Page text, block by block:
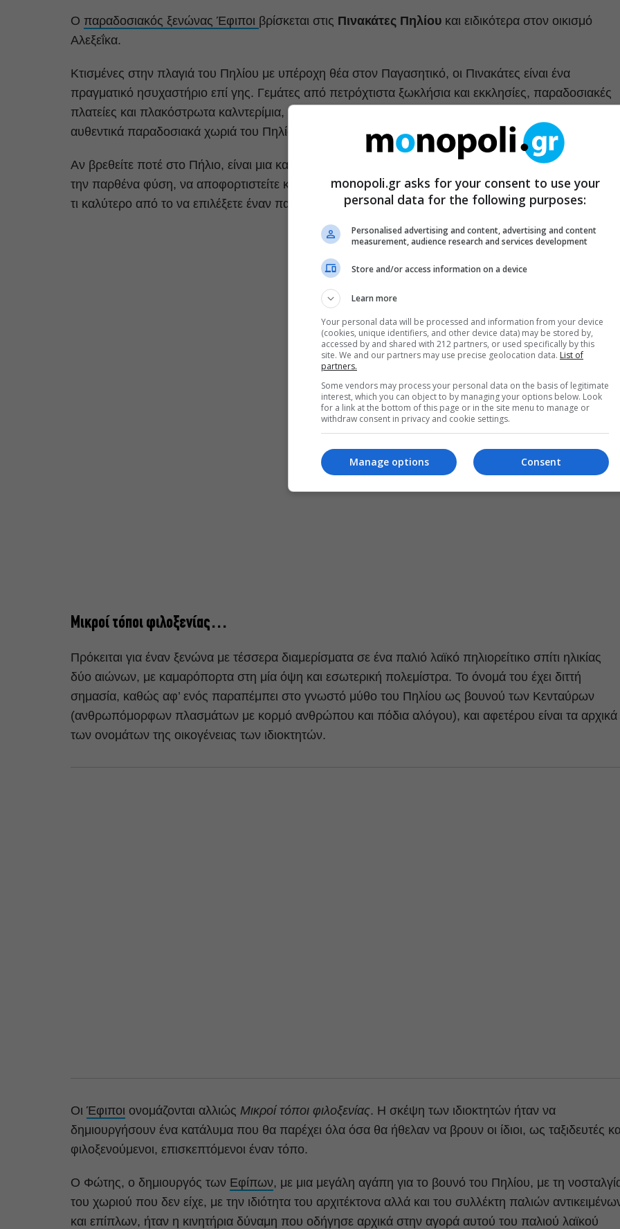
Ο παραδοσιακός ξενώνας Έφιποι βρίσκεται στις Πινακάτες Πηλίου και ειδικότερα στον οικισμό
Αλεξεΐκα.
Κτισμένες στην πλαγιά του Πηλίου με υπέροχη θέα στον Παγασητικό, οι Πινακάτες είναι ένα
πραγματικό ησυχαστήριο επί γης. Γεμάτες από πετρόχτιστα ξωκλήσια και εκκλησίες, παραδοσιακές
πλατείες και πλακόστρωτα καλντερίμια, με γραφικά αρχοντικά, οι Πινακάτες ξεχωρίζουν ανάμεσα στα
αυθεντικά παραδοσιακά χωριά του Πηλίου.
Αν βρεθείτε ποτέ στο Πήλιο, είναι μια καλή ευκαιρία να μείνετε στις Πινακάτες, να έρθετε σε επαφή με
την παρθένα φύση, να αποφορτιστείτε και να εξερευνήσετε την γύρω περιοχή. Και για τη διαμονή σας
τι καλύτερο από το να επιλέξετε έναν παραδοσιακό ξενώνα, όπως είναι οι Έφιποι.
Μικροί τόποι φιλοξενίας…
Πρόκειται για έναν ξενώνα με τέσσερα διαμερίσματα σε ένα παλιό λαϊκό πηλιορείτικο σπίτι ηλικίας
δύο αιώνων, με καμαρόπορτα στη μία όψη και εσωτερική πολεμίστρα. Το όνομά του έχει διττή
σημασία, καθώς αφ’ ενός παραπέμπει στο γνωστό μύθο του Πηλίου ως βουνού των Κενταύρων
(ανθρωπόμορφων πλασμάτων με κορμό ανθρώπου και πόδια αλόγου), και αφετέρου είναι τα αρχικά
των ονομάτων της οικογένειας των ιδιοκτητών.
Οι Έφιποι ονομάζονται αλλιώς Μικροί τόποι φιλοξενίας. Η σκέψη των ιδιοκτητών ήταν να
δημιουργήσουν ένα κατάλυμα που θα παρέχει όλα όσα θα ήθελαν να βρουν οι ίδιοι, ως ταξιδευτές
φιλοξενούμενοι, επισκεπτόμενοι έναν τόπο.
Ο Φώτης, ο δημιουργός των Εφίπων, με μια μεγάλη αγάπη για το βουνό του Πηλίου, με τη
του χωριού που δεν είχε, με την ιδιότητα του αρχιτέκτονα αλλά και του συλλέκτη παλιών
και επίπλων, ήταν η κινητήρια δύναμη που οδήγησε αρχικά στην αγορά αυτού του παλιού λαϊκού
monopoli.gr asks for your consent to use your
personal data for the following purposes:
Personalised advertising and content, advertising and content
measurement, audience research and services development
Store and/or access information on a device
Learn more
Your personal data will be processed and information from your device
(cookies, unique identifiers, and other device data) may be stored by,
accessed by and shared with 212 partners, or used specifically by this
site. We and our partners may use precise geolocation data. List of
partners.
Some vendors may process your personal data on the basis of legitimate
interest, which you can object to by managing your options below. Look
for a link at the bottom of this page or in the site menu to manage or
withdraw consent in privacy and cookie settings.
Consent
Manage options